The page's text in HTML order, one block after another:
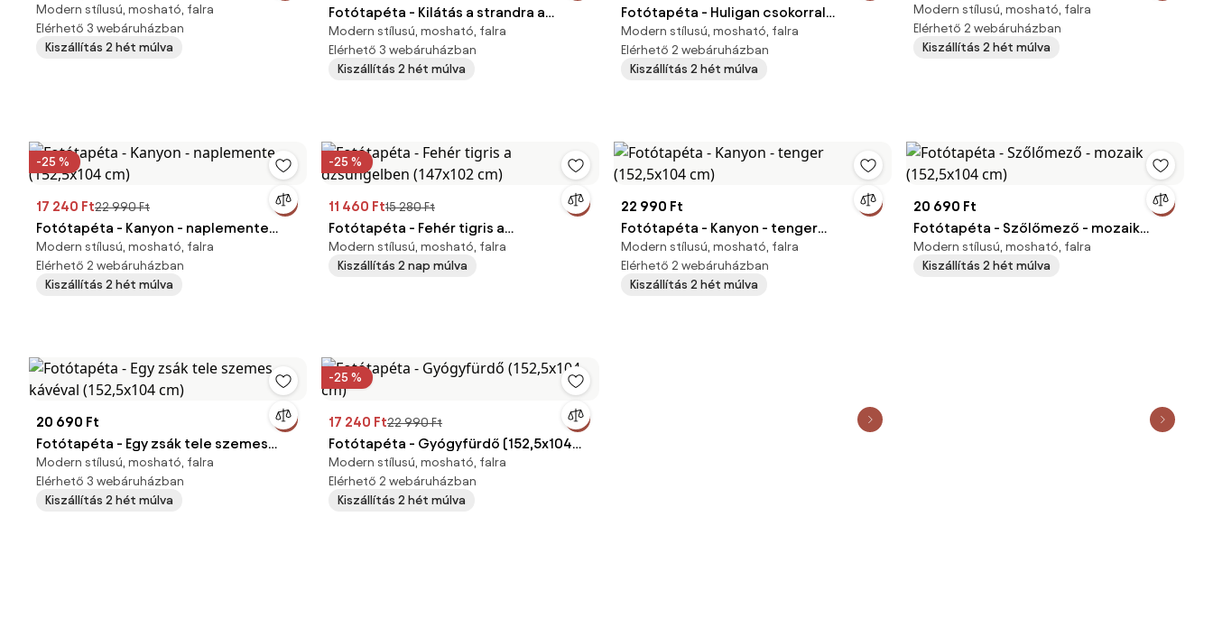
Modern stílusú, mosható, falra
Elérhető 3 webáruházban
Kiszállítás 2 hét múlva
Fotótapéta - Kilátás a strandra a
kanyonból (152,5x104 cm)
Modern stílusú, mosható, falra
Elérhető 3 webáruházban
Kiszállítás 2 hét múlva
Fotótapéta - Huligan csokorral
(152,5x104 cm)
Modern stílusú, mosható, falra
Elérhető 2 webáruházban
Kiszállítás 2 hét múlva
Modern stílusú, mosható, falra
Elérhető 2 webáruházban
Kiszállítás 2 hét múlva
-25 %
17 240 Ft22 990 Ft
Fotótapéta - Kanyon - naplemente
(152,5x104 cm)
Modern stílusú, mosható, falra
Elérhető 2 webáruházban
Kiszállítás 2 hét múlva
-25 %
11 460 Ft15 280 Ft
Fotótapéta - Fehér tigris a
dzsungelben (147x102 cm)
Modern stílusú, mosható, falra
Kiszállítás 2 nap múlva
22 990 Ft
Fotótapéta - Kanyon - tenger
(152,5x104 cm)
Modern stílusú, mosható, falra
Elérhető 2 webáruházban
Kiszállítás 2 hét múlva
20 690 Ft
Fotótapéta - Szőlőmező - mozaik
(152,5x104 cm)
Modern stílusú, mosható, falra
Kiszállítás 2 hét múlva
20 690 Ft
Fotótapéta - Egy zsák tele szemes
kávéval (152,5x104 cm)
Modern stílusú, mosható, falra
Elérhető 3 webáruházban
Kiszállítás 2 hét múlva
-25 %
17 240 Ft22 990 Ft
Fotótapéta - Gyógyfürdő (152,5x104
cm)
Modern stílusú, mosható, falra
Elérhető 2 webáruházban
Kiszállítás 2 hét múlva